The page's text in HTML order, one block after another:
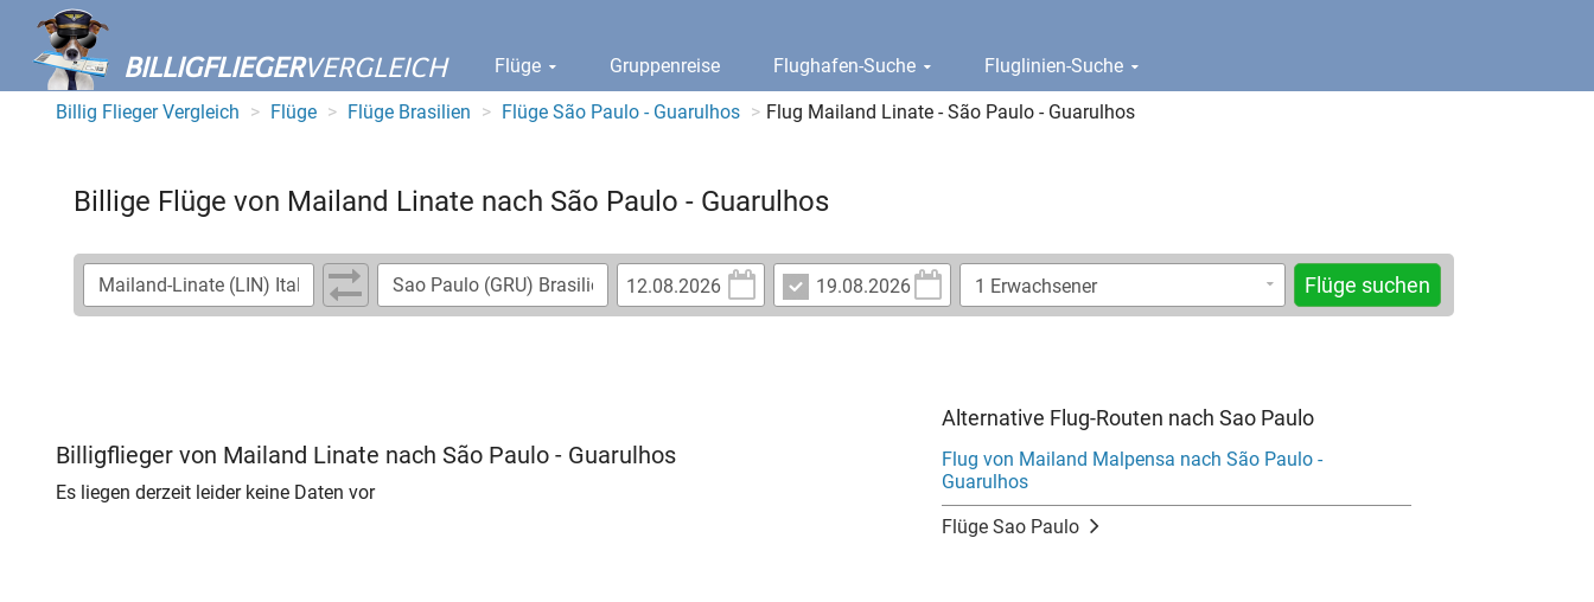
BILLIGFLIEGERVERGLEICH Flüge Gruppenreise Flughafen-Suche Fluglinien-Suche
Billig Flieger Vergleich Flüge Flüge Brasilien Flüge São Paulo - Guarulhos Flug Mailand Linate - São Paulo - Guarulhos
Billige Flüge von Mailand Linate nach São Paulo - Guarulhos
Flüge suchen
Billigflieger von Mailand Linate nach São Paulo - Guarulhos
Es liegen derzeit leider keine Daten vor
Alternative Flug-Routen nach Sao Paulo
Flug von Mailand Malpensa nach São Paulo -
Guarulhos
Flüge Sao Paulo